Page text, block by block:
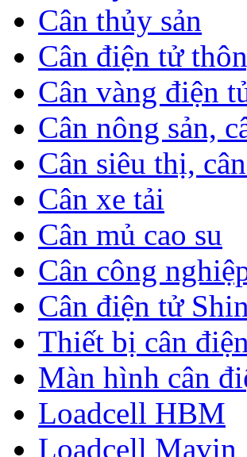
Cân thủy sản
Cân điện tử
Cân vàng điện
Cân nông sản,
Cân siêu thị,
Cân xe tải
Cân mủ cao su
Cân công
Cân điện tử
Thiết bị cân
Màn hình cân
Loadcell HBM
Loadcell Mavin